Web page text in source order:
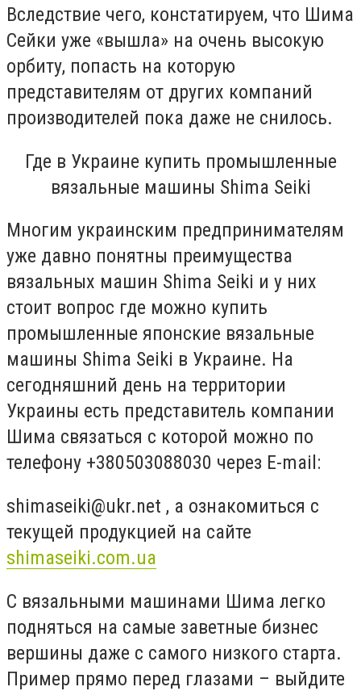
Вследствие чего, констатируем, что Шима
Сейки уже «вышла» на очень высокую
орбиту, попасть на которую
представителям от других компаний
производителей пока даже не снилось.
Где в Украине купить промышленные
вязальные машины Shima Seiki
Многим украинским предпринимателям
уже давно понятны преимущества
вязальных машин Shima Seiki и у них
стоит вопрос где можно купить
промышленные японские вязальные
машины Shima Seiki в Украине. На
сегодняшний день на территории
Украины есть представитель компании
Шима связаться с которой можно по
телефону +380503088030 через Е-mail:
shimaseiki@ukr.net , а ознакомиться с
текущей продукцией на сайте
shimaseiki.com.ua
С вязальными машинами Шима легко
подняться на самые заветные бизнес
вершины даже с самого низкого старта.
Пример прямо перед глазами – выйдите